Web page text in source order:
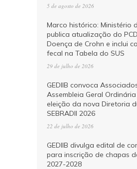
5 de agosto de 2026
Marco histórico: Ministério
publica atualização do
Doença de Crohn e inclui
fecal na Tabela do SUS
29 de julho de 2026
GEDIIB convoca
Assembleia Geral
eleição da nova Diretoria
SEBRADII 2026
22 de julho de 2026
GEDIIB divulga edital de
para inscrição de chapas
2027-2028